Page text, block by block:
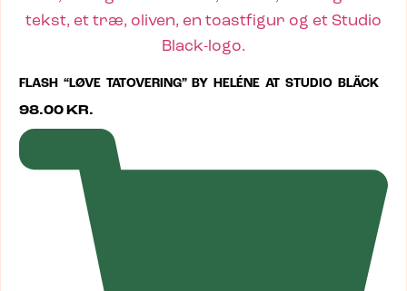
FLASH “LØVE TATOVERING” BY HELÉNE AT STUDIO BLÄCK
98.00 KR.